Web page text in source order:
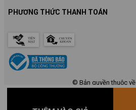
© Bản quyền thuộc về
PHƯƠNG THỨC THANH TOÁN